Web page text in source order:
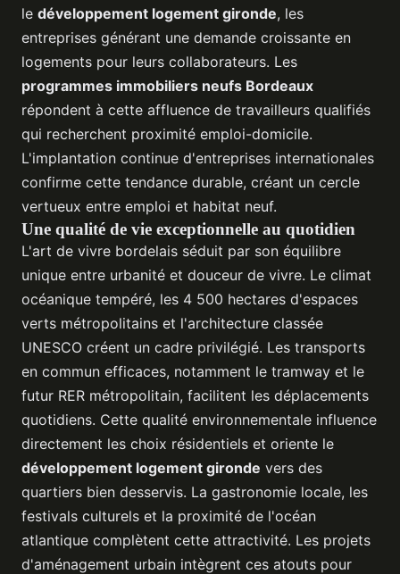
le développement logement gironde, les
entreprises générant une demande croissante en
logements pour leurs collaborateurs. Les
programmes immobiliers neufs Bordeaux
répondent à cette affluence de travailleurs qualifiés
qui recherchent proximité emploi-domicile.
L'implantation continue d'entreprises internationales
confirme cette tendance durable, créant un cercle
vertueux entre emploi et habitat neuf.
Une qualité de vie exceptionnelle au quotidien
L'art de vivre bordelais séduit par son équilibre
unique entre urbanité et douceur de vivre. Le climat
océanique tempéré, les 4 500 hectares d'espaces
verts métropolitains et l'architecture classée
UNESCO créent un cadre privilégié. Les transports
en commun efficaces, notamment le tramway et le
futur RER métropolitain, facilitent les déplacements
quotidiens. Cette qualité environnementale influence
directement les choix résidentiels et oriente le
développement logement gironde vers des
quartiers bien desservis. La gastronomie locale, les
festivals culturels et la proximité de l'océan
atlantique complètent cette attractivité. Les projets
d'aménagement urbain intègrent ces atouts pour